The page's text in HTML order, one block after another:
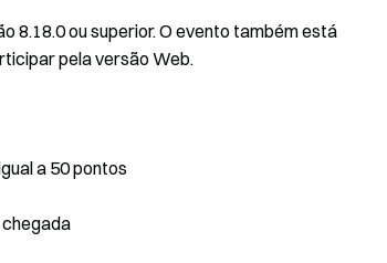
8.18.0 ou superior. O evento também está
pela versão Web.
a 50 pontos